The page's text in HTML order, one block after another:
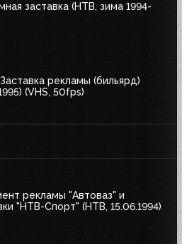
заставка (НТВ, зима 1994-
рекламы (бильярд)
(VHS, 50fps)
рекламы "Автоваз" и
"НТВ-Спорт" (НТВ, 15.06.1994)